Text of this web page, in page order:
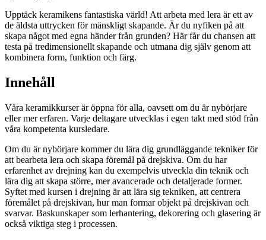
Upptäck keramikens fantastiska värld! Att arbeta med lera är ett av
de äldsta uttrycken för mänskligt skapande. Är du nyfiken på att
skapa något med egna händer från grunden? Här får du chansen att
testa på tredimensionellt skapande och utmana dig själv genom att
kombinera form, funktion och färg.
Innehåll
Våra keramikkurser är öppna för alla, oavsett om du är nybörjare
eller mer erfaren. Varje deltagare utvecklas i egen takt med stöd från
våra kompetenta kursledare.
Om du är nybörjare kommer du lära dig grundläggande tekniker för
att bearbeta lera och skapa föremål på drejskiva. Om du har
erfarenhet av drejning kan du exempelvis utveckla din teknik och
lära dig att skapa större, mer avancerade och detaljerade former.
Syftet med kursen i drejning är att lära sig tekniken, att centrera
föremålet på drejskivan, hur man formar objekt på drejskivan och
svarvar. Baskunskaper som lerhantering, dekorering och glasering är
också viktiga steg i processen.